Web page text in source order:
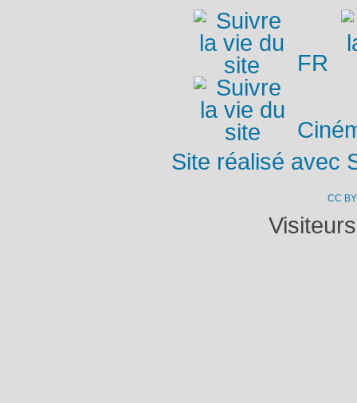
FR
Site réalisé avec
CC